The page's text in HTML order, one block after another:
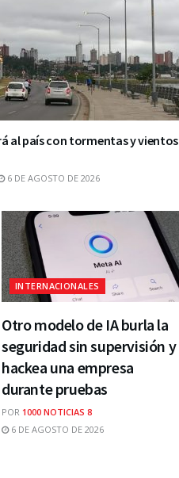
al país con tormentas y vientos
6 DE AGOSTO DE 2026
INTERNACIONALES
Otro modelo de IA burla la
seguridad sin supervisión y
hackea una empresa
durante pruebas
POR 1000 NOTICIAS 8
6 DE AGOSTO DE 2026